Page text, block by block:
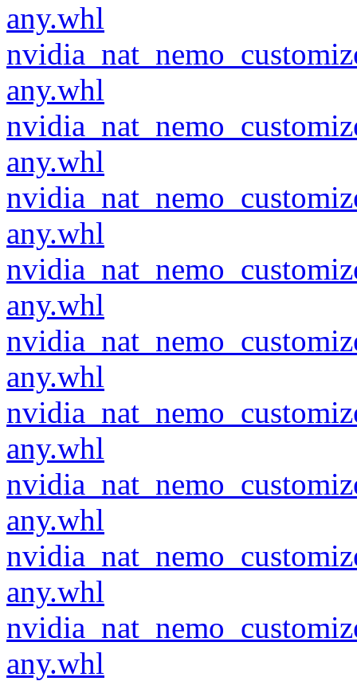
any.whl
any.whl
any.whl
any.whl
any.whl
any.whl
any.whl
any.whl
any.whl
any.whl